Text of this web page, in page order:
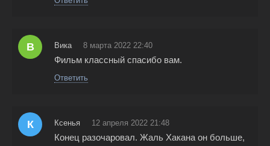
В Вика 8 марта 2022 22:40
Фильм классный спасибо вам.
Ответить
К Ксенья 12 апреля 2022 21:48
Конец разочаровал. Жаль Хакана он больше,